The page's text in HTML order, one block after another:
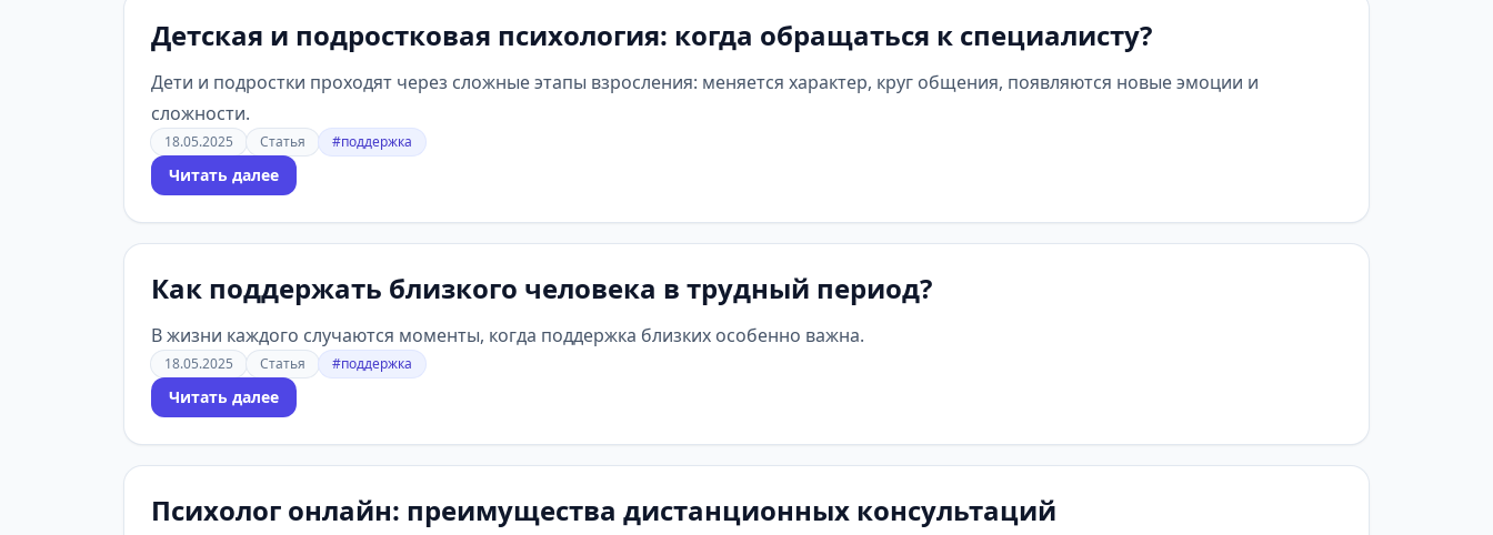
Детская и подростковая психология: когда обращаться к специалисту?
Дети и подростки проходят через сложные этапы взросления: меняется характер, круг общения, появляются новые эмоции и
сложности.
18.05.2025 Статья #поддержка
Читать далее
Как поддержать близкого человека в трудный период?
В жизни каждого случаются моменты, когда поддержка близких особенно важна.
18.05.2025 Статья #поддержка
Читать далее
Психолог онлайн: преимущества дистанционных консультаций